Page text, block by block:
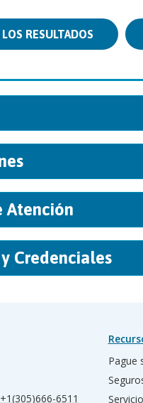
RESULTADOS
Atención
Credenciales
+1(305)666-6511
Pague